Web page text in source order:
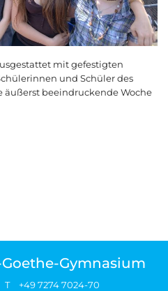
mit gefestigten
und Schüler des
äußerst beeindruckende Woche
in Schwarz-Rot-Gold!?“, „Der
Gymnasium
T
+49 7274 7024-70